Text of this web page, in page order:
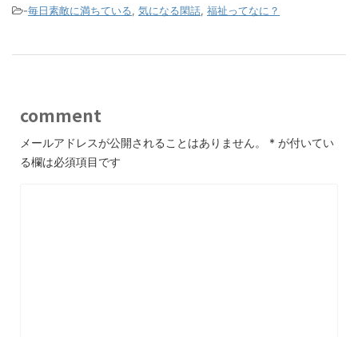
-毎日素敵に満ちている, 気になる閑話, 福祉ってなに？
comment
メールアドレスが公開されることはありません。 * が付いてい
る欄は必須項目です